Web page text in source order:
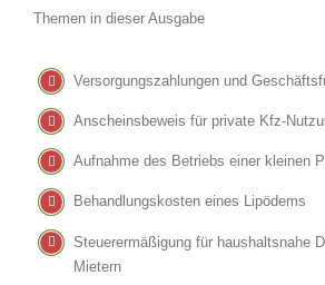
Themen in dieser Ausgabe
Versorgungszahlungen und
Anscheinsbeweis für private Kfz-
Aufnahme des Betriebs einer kleinen
Behandlungskosten eines Lipödems
Steuerermäßigung für haushaltsnahe
Mietern